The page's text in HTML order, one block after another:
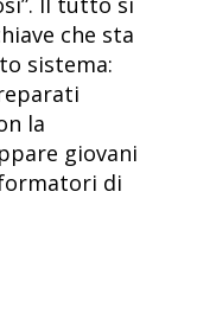
che sta
sistema:
la
giovani
di